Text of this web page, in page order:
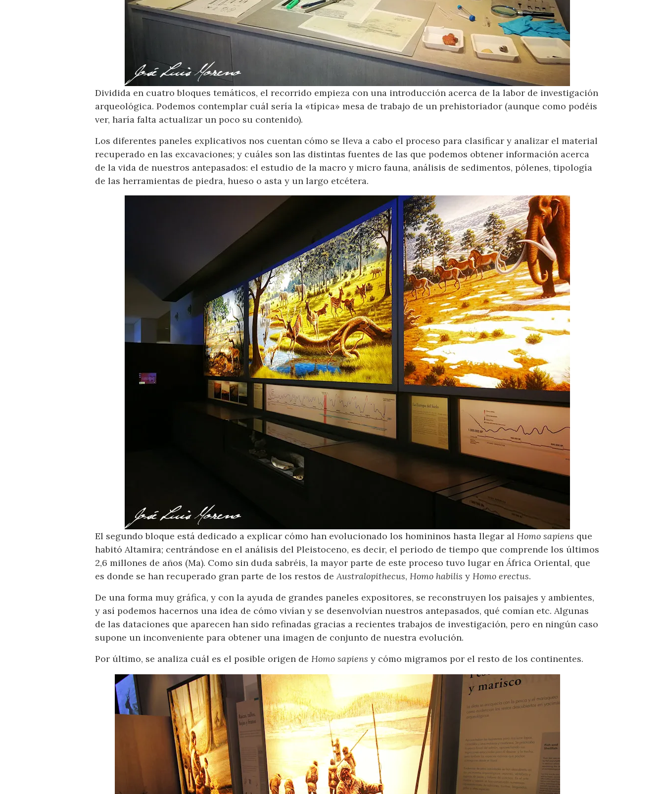
Dividida en cuatro bloques temáticos, el recorrido empieza con una introducción acerca de la labor de investigación
arqueológica. Podemos contemplar cuál sería la «típica» mesa de trabajo de un prehistoriador (aunque como podéis
ver, haría falta actualizar un poco su contenido).
Los diferentes paneles explicativos nos cuentan cómo se lleva a cabo el proceso para clasificar y analizar el material
recuperado en las excavaciones; y cuáles son las distintas fuentes de las que podemos obtener información acerca
de la vida de nuestros antepasados: el estudio de la macro y micro fauna, análisis de sedimentos, pólenes, tipología
de las herramientas de piedra, hueso o asta y un largo etcétera.
El segundo bloque está dedicado a explicar cómo han evolucionado los homininos hasta llegar al Homo sapiens que
habitó Altamira; centrándose en el análisis del Pleistoceno, es decir, el periodo de tiempo que comprende los últimos
2,6 millones de años (Ma). Como sin duda sabréis, la mayor parte de este proceso tuvo lugar en África Oriental, que
es donde se han recuperado gran parte de los restos de Australopithecus, Homo habilis y Homo erectus.
De una forma muy gráfica, y con la ayuda de grandes paneles expositores, se reconstruyen los paisajes y ambientes,
y así podemos hacernos una idea de cómo vivían y se desenvolvían nuestros antepasados, qué comían etc. Algunas
de las dataciones que aparecen han sido refinadas gracias a recientes trabajos de investigación, pero en ningún caso
supone un inconveniente para obtener una imagen de conjunto de nuestra evolución.
Por último, se analiza cuál es el posible origen de Homo sapiens y cómo migramos por el resto de los continentes.